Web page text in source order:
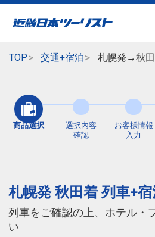
TOP 交通+宿泊 札幌発→秋田
商品選択
選択内容
確認
お客様情報
入力
札幌発 秋田着 列車+
列車をご確認の上、ホテル・
い